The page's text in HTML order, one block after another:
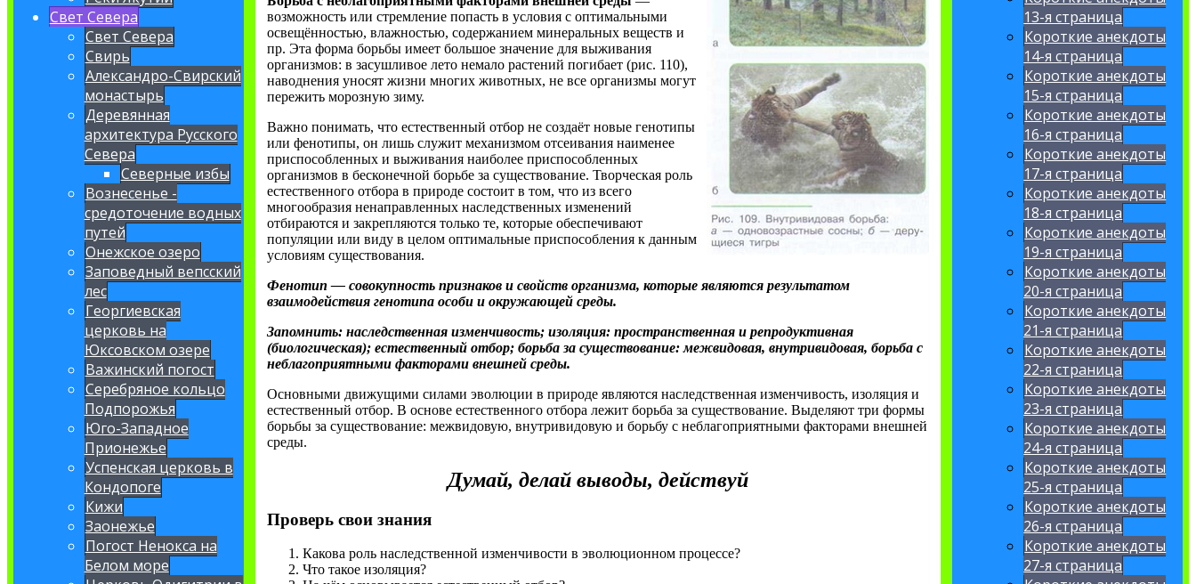
Свет Севера
Свет Севера
Свирь
Александро-Свирский
монастырь
Деревянная
архитектура Русского
Севера
Северные избы
Вознесенье -
средоточение водных
путей
Онежское озеро
Заповедный вепсский
лес
Георгиевская
церковь на
Юксовском озере
Важинский погост
Серебряное кольцо
Подпорожья
Юго-Западное
Прионежье
Успенская церковь в
Кондопоге
Кижи
Заонежье
Погост Ненокса на
Белом море
возможность или стремление попасть в условия с оптимальными
освещённостью, влажностью, содержанием минеральных веществ и
пр. Эта форма борьбы имеет большое значение для выживания
организмов: в засушливое лето немало растений погибает (рис. 110),
наводнения уносят жизни многих животных, не все организмы могут
пережить морозную зиму.
Важно понимать, что естественный отбор не создаёт новые генотипы
или фенотипы, он лишь служит механизмом отсеивания наименее
приспособленных и выживания наиболее приспособленных
организмов в бесконечной борьбе за существование. Творческая роль
естественного отбора в природе состоит в том, что из всего
многообразия ненаправленных наследственных изменений
отбираются и закрепляются только те, которые обеспечивают
популяции или виду в целом оптимальные приспособления к данным
условиям существования.
Фенотип — совокупность признаков и свойств организма, которые являются результатом
взаимодействия генотипа особи и окружающей среды.
Запомнить: наследственная изменчивость; изоляция: пространственная и репродуктивная
(биологическая); естественный отбор; борьба за существование: межвидовая, внутривидовая, борьба с
неблагоприятными факторами внешней среды.
Основными движущими силами эволюции в природе являются наследственная изменчивость, изоляция и
естественный отбор. В основе естественного отбора лежит борьба за существование. Выделяют три формы
борьбы за существование: межвидовую, внутривидовую и борьбу с неблагоприятными факторами внешней
среды.
Думай, делай выводы, действуй
Проверь свои знания
Какова роль наследственной изменчивости в эволюционном процессе?
Что такое изоляция?
13-я страница
Короткие анекдоты
14-я страница
Короткие анекдоты
15-я страница
Короткие анекдоты
16-я страница
Короткие анекдоты
17-я страница
Короткие анекдоты
18-я страница
Короткие анекдоты
19-я страница
Короткие анекдоты
20-я страница
Короткие анекдоты
21-я страница
Короткие анекдоты
22-я страница
Короткие анекдоты
23-я страница
Короткие анекдоты
24-я страница
Короткие анекдоты
25-я страница
Короткие анекдоты
26-я страница
Короткие анекдоты
27-я страница